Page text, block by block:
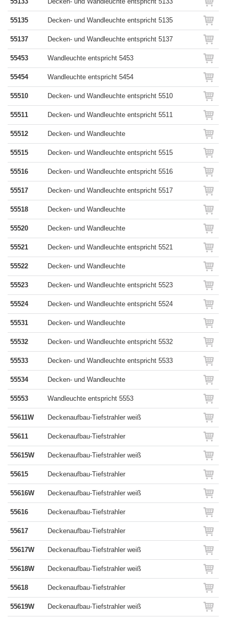
55135 Decken- und Wandleuchte entspricht 5135
55137 Decken- und Wandleuchte entspricht 5137
55453 Wandleuchte entspricht 5453
55454 Wandleuchte entspricht 5454
55510 Decken- und Wandleuchte entspricht 5510
55511 Decken- und Wandleuchte entspricht 5511
55512 Decken- und Wandleuchte
55515 Decken- und Wandleuchte entspricht 5515
55516 Decken- und Wandleuchte entspricht 5516
55517 Decken- und Wandleuchte entspricht 5517
55518 Decken- und Wandleuchte
55520 Decken- und Wandleuchte
55521 Decken- und Wandleuchte entspricht 5521
55522 Decken- und Wandleuchte
55523 Decken- und Wandleuchte entspricht 5523
55524 Decken- und Wandleuchte entspricht 5524
55531 Decken- und Wandleuchte
55532 Decken- und Wandleuchte entspricht 5532
55533 Decken- und Wandleuchte entspricht 5533
55534 Decken- und Wandleuchte
55553 Wandleuchte entspricht 5553
55611W Deckenaufbau-Tiefstrahler weiß
55611 Deckenaufbau-Tiefstrahler
55615W Deckenaufbau-Tiefstrahler weiß
55615 Deckenaufbau-Tiefstrahler
55616W Deckenaufbau-Tiefstrahler weiß
55616 Deckenaufbau-Tiefstrahler
55617 Deckenaufbau-Tiefstrahler
55617W Deckenaufbau-Tiefstrahler weiß
55618W Deckenaufbau-Tiefstrahler weiß
55618 Deckenaufbau-Tiefstrahler
55619W Deckenaufbau-Tiefstrahler weiß